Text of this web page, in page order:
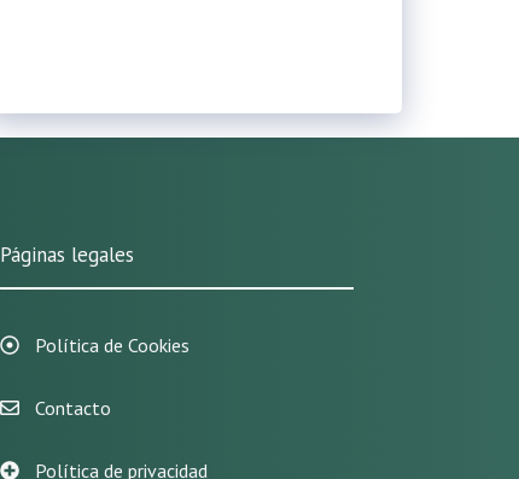
Páginas legales
Política de Cookies
Contacto
Política de privacidad